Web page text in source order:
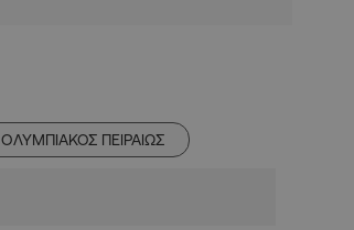
ΟΛΥΜΠΙΑΚΟΣ ΠΕΙΡΑΙΩΣ